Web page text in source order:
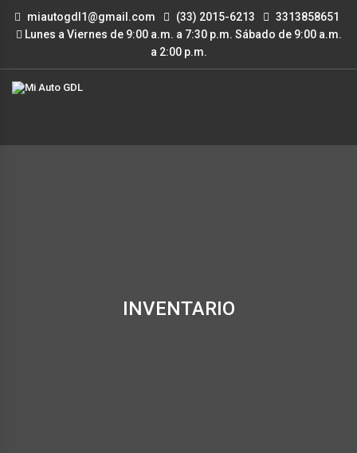
miautogdl1@gmail.com (33) 2015-6213
3313858651
Lunes a Viernes de 9:00 a.m. a 7:30 p.m. Sábado de 9:00 a.m.
a 2:00 p.m.
INVENTARIO